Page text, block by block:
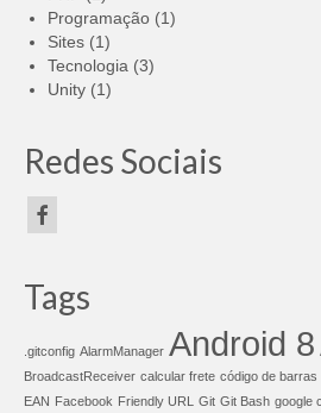
Programação (1)
Sites (1)
Tecnologia (3)
Unity (1)
Redes Sociais
Tags
.gitconfig AlarmManager Android 8
BroadcastReceiver calcular frete código de barras
EAN Facebook Friendly URL Git Git Bash google